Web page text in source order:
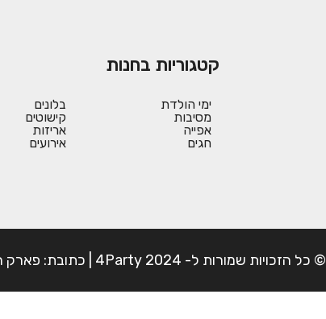
קטגוריות בחנות
ימי הולדת
מסיבות
אפייה
חגים
בלונים
קישוטים
אריזות
אירועים
© כל הזכויות שמורות ל- 4Party 2024 | כתובת: פארק התעשיה משמרות| טלפון: 054-7225898